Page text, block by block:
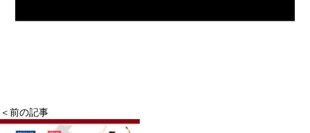
＜前の記事